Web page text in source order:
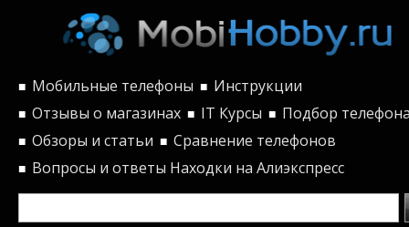
■ Мобильные телефоны ■ Инструкции
■ Отзывы о магазинах ■ IT Курсы ■ Подбор
■ Обзоры и статьи ■ Сравнение телефонов
■ Вопросы и ответы Находки на Алиэкспресс